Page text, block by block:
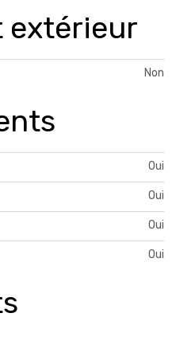
extérieur
Non
Oui
Oui
Oui
Oui